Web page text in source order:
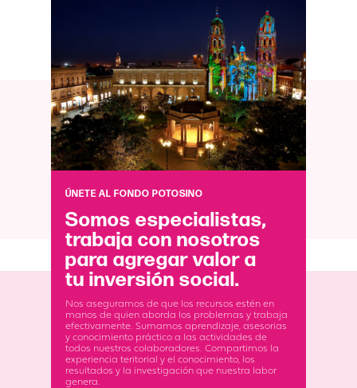
ÚNETE AL FONDO POTOSINO
Somos especialistas,
trabaja con nosotros
para agregar valor a
tu inversión social.
Nos aseguramos de que los recursos estén en
manos de quien aborda los problemas y trabaja
efectivamente. Sumamos aprendizaje, asesorias
y conocimiento práctico a las actividades de
todos nuestros colaboradores. Compartimos la
experiencia teritorial y el conocimiento, los
resultados y la investigación que nuestra labor
genera.